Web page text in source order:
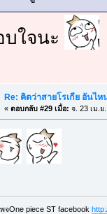
บใจนะ
Re: คิดว่าสายโรเกีย อันไห
« ตอบกลับ #29 เมื่อ: จ. 23 เม.ย
จOne piece ST facebook